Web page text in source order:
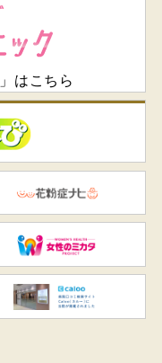
はこちら
.jp
、ふせごう。慢性腎臓
はなし.com